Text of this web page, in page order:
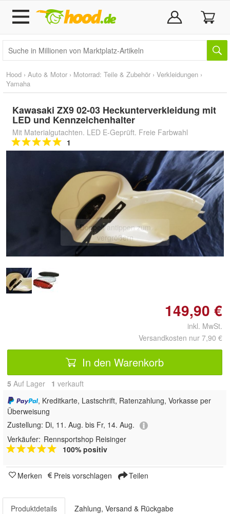
Hood › Auto & Motor › Motorrad: Teile & Zubehör › Verkleidungen ›
Yamaha
Kawasaki ZX9 02-03 Heckunterverkleidung mit
LED und Kennzeichenhalter
Mit Materialgutachten. LED E-Geprüft. Freie Farbwahl
1
Doppelt antippen zum
vergrößern
149,90 €
inkl. MwSt.
Versandkosten nur 7,90 €
In den Warenkorb
5 Auf Lager 1 verkauft
, Kreditkarte, Lastschrift, Ratenzahlung, Vorkasse per
Überweisung
Zustellung: Di, 11. Aug. bis Fr, 14. Aug.
Verkäufer: Rennsportshop Reisinger
100% positiv
Merken Preis vorschlagen Teilen
Produktdetails Zahlung, Versand & Rückgabe